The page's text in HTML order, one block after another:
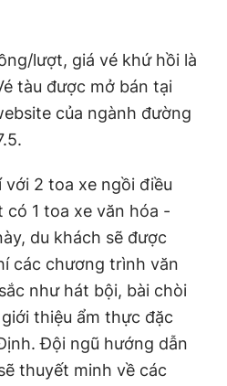
lượt, giá vé khứ hồi là
tàu được mở bán tại
của ngành đường
2 toa xe ngồi điều
1 toa xe văn hóa -
du khách sẽ được
các chương trình văn
như hát bội, bài chòi
thiệu ẩm thực đặc
Đội ngũ hướng dẫn
thuyết minh về các